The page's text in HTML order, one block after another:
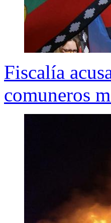
Fiscalía
comuneros